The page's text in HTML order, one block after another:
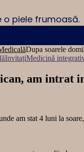
o piele frumoasă.
Dupa soarele
InvitațiMedicină
am intrat
am stat 4 luni la